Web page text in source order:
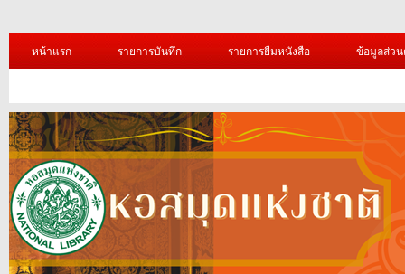
หน้าแรก รายการบันทึก รายการยืมหนังสือ ข้อมูลส่ว